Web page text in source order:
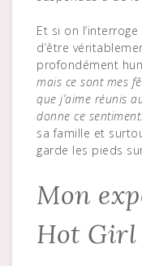
Et si on
d’être
profondément
mais ce sont mes
que j’aime réunis
donne ce
sa famille et
garde les pieds
Mon
Hot Girl